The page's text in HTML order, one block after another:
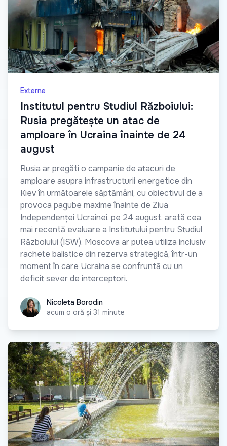
Externe
Institutul pentru Studiul Războiului:
Rusia pregătește un atac de
amploare în Ucraina înainte de 24
august
Rusia ar pregăti o campanie de atacuri de
amploare asupra infrastructurii energetice din
Kiev în următoarele săptămâni, cu obiectivul de a
provoca pagube maxime înainte de Ziua
Independenței Ucrainei, pe 24 august, arată cea
mai recentă evaluare a Institutului pentru Studiul
Războiului (ISW). Moscova ar putea utiliza inclusiv
rachete balistice din rezerva strategică, într-un
moment în care Ucraina se confruntă cu un
deficit sever de interceptori.
Nicoleta Borodin
Nicoleta Borodin
acum o oră și 31 minute